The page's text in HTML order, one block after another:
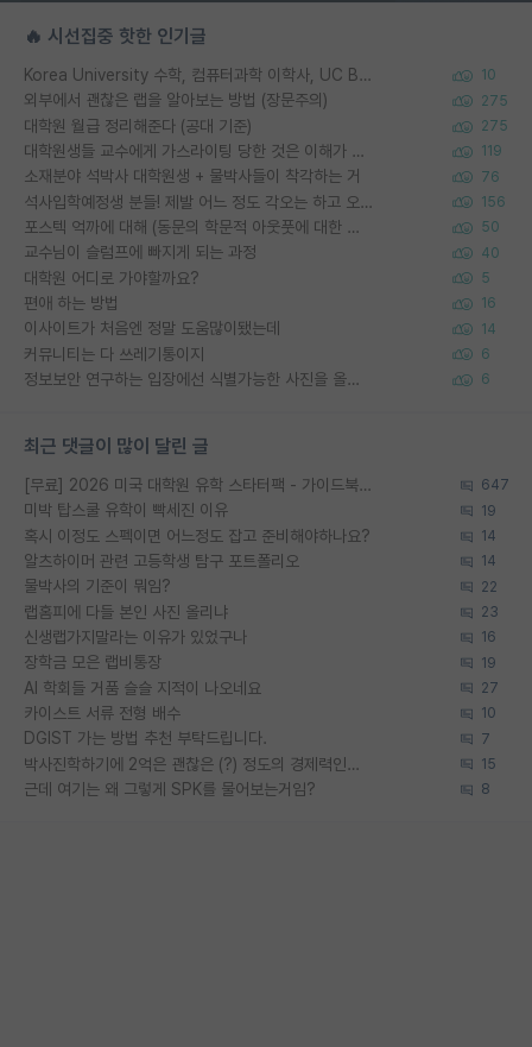
🔥 시선집중 핫한 인기글
Korea University 수학, 컴퓨터과학 이학사, UC Berkeley 산업공학 대학원 공학박사가 되는 것은 쉽지 않겠죠? 10
외부에서 괜찮은 랩을 알아보는 방법 (장문주의) 275
대학원 월급 정리해준다 (공대 기준) 275
대학원생들 교수에게 가스라이팅 당한 것은 이해가 갑니다. 안타깝네요. 119
소재분야 석박사 대학원생 + 물박사들이 착각하는 거 76
석사입학예정생 분들! 제발 어느 정도 각오는 하고 오세요. 156
포스텍 억까에 대해 (동문의 학문적 아웃풋에 대한 반박) 50
교수님이 슬럼프에 빠지게 되는 과정 40
대학원 어디로 가야할까요? 5
편애 하는 방법 16
이사이트가 처음엔 정말 도움많이됐는데 14
커뮤니티는 다 쓰레기통이지 6
정보보안 연구하는 입장에선 식별가능한 사진을 올리는건 비추이긴함 6
최근 댓글이 많이 달린 글
[무료] 2026 미국 대학원 유학 스타터팩 - 가이드북 & 합격자 컨택메일 템플릿 647
미박 탑스쿨 유학이 빡세진 이유 19
혹시 이정도 스펙이면 어느정도 잡고 준비해야하나요? 14
알츠하이머 관련 고등학생 탐구 포트폴리오 14
물박사의 기준이 뭐임? 22
랩홈피에 다들 본인 사진 올리냐 23
신생랩가지말라는 이유가 있었구나 16
장학금 모은 랩비통장 19
AI 학회들 거품 슬슬 지적이 나오네요 27
카이스트 서류 전형 배수 10
DGIST 가는 방법 추천 부탁드립니다. 7
박사진학하기에 2억은 괜찮은 (?) 정도의 경제력인가요 15
근데 여기는 왜 그렇게 SPK를 물어보는거임? 8